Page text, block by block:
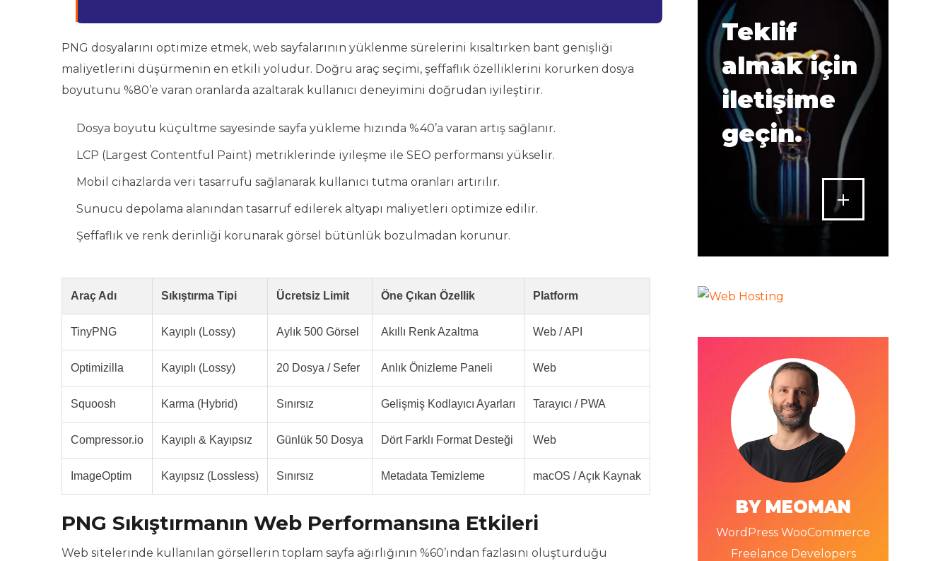
PNG dosyalarını optimize etmek, web sayfalarının yüklenme sürelerini kısaltırken bant genişliği
maliyetlerini düşürmenin en etkili yoludur. Doğru araç seçimi, şeffaflık özelliklerini korurken dosya
boyutunu %80’e varan oranlarda azaltarak kullanıcı deneyimini doğrudan iyileştirir.
Dosya boyutu küçültme sayesinde sayfa yükleme hızında %40’a varan artış sağlanır.
LCP (Largest Contentful Paint) metriklerinde iyileşme ile SEO performansı yükselir.
Mobil cihazlarda veri tasarrufu sağlanarak kullanıcı tutma oranları artırılır.
Sunucu depolama alanından tasarruf edilerek altyapı maliyetleri optimize edilir.
Şeffaflık ve renk derinliği korunarak görsel bütünlük bozulmadan korunur.
Araç Adı Sıkıştırma Tipi Ücretsiz Limit Öne Çıkan Özellik Platform
TinyPNG Kayıplı (Lossy) Aylık 500 Görsel Akıllı Renk Azaltma Web / API
Optimizilla Kayıplı (Lossy) 20 Dosya / Sefer Anlık Önizleme Paneli Web
Squoosh Karma (Hybrid) Sınırsız Gelişmiş Kodlayıcı Ayarları Tarayıcı / PWA
Compressor.io Kayıplı & Kayıpsız Günlük 50 Dosya Dört Farklı Format Desteği Web
ImageOptim Kayıpsız (Lossless) Sınırsız Metadata Temizleme macOS / Açık Kaynak
PNG Sıkıştırmanın Web Performansına Etkileri
Web sitelerinde kullanılan görsellerin toplam sayfa ağırlığının %60’ından fazlasını oluşturduğu
Teklif
almak için
iletişime
geçin.
BY MEOMAN
WordPress WooCommerce
Freelance Developers